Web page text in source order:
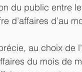
du public entre
d’affaires d’au
au choix de
du mois de